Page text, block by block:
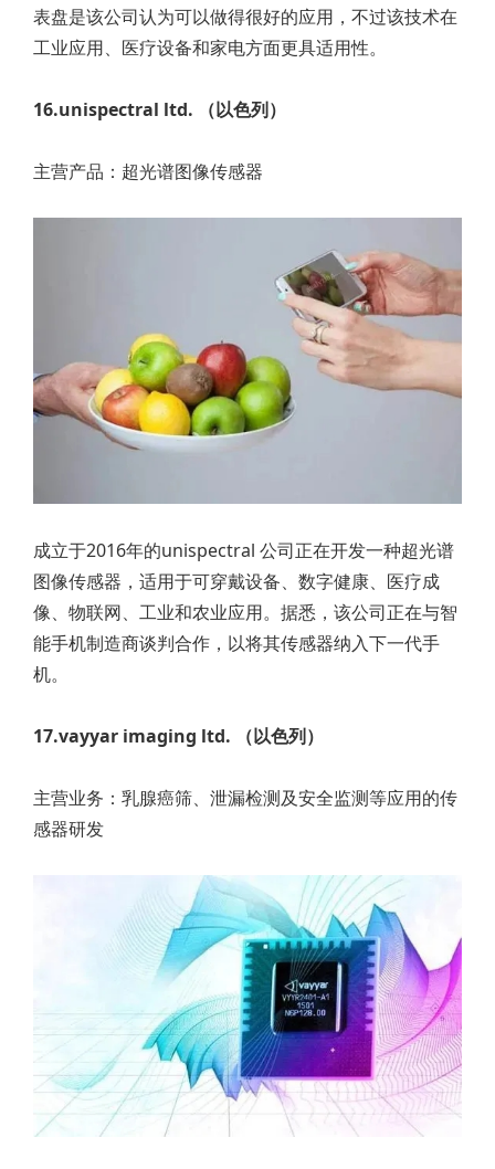
表盘是该公司认为可以做得很好的应用，不过该技术在
工业应用、医疗设备和家电方面更具适用性。
16.unispectral ltd. （以色列）
主营产品：超光谱图像传感器
成立于2016年的unispectral 公司正在开发一种超光谱
图像传感器，适用于可穿戴设备、数字健康、医疗成
像、物联网、工业和农业应用。据悉，该公司正在与智
能手机制造商谈判合作，以将其传感器纳入下一代手
机。
17.vayyar imaging ltd. （以色列）
主营业务：乳腺癌筛、泄漏检测及安全监测等应用的传
感器研发